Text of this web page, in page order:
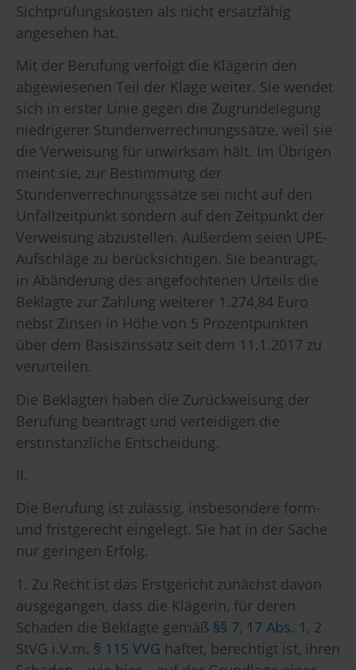
Sichtprüfungskosten als nicht ersatzfähig
angesehen hat.
Mit der Berufung verfolgt die Klägerin den
abgewiesenen Teil der Klage weiter. Sie wendet
sich in erster Linie gegen die Zugrundelegung
niedrigerer Stundenverrechnungssätze, weil sie
die Verweisung für unwirksam hält. Im Übrigen
meint sie, zur Bestimmung der
Stundenverrechnungssätze sei nicht auf den
Unfallzeitpunkt sondern auf den Zeitpunkt der
Verweisung abzustellen. Außerdem seien UPE-
Aufschläge zu berücksichtigen. Sie beantragt,
in Abänderung des angefochtenen Urteils die
Beklagte zur Zahlung weiterer 1.274,84 Euro
nebst Zinsen in Höhe von 5 Prozentpunkten
über dem Basiszinssatz seit dem 11.1.2017 zu
verurteilen.
Die Beklagten haben die Zurückweisung der
Berufung beantragt und verteidigen die
erstinstanzliche Entscheidung.
II.
Die Berufung ist zulässig, insbesondere form-
und fristgerecht eingelegt. Sie hat in der Sache
nur geringen Erfolg.
1. Zu Recht ist das Erstgericht zunächst davon
ausgegangen, dass die Klägerin, für deren
Schaden die Beklagte gemäß §§ 7, 17 Abs. 1 , 2
StVG i.V.m. § 115 VVG haftet, berechtigt ist, ihren